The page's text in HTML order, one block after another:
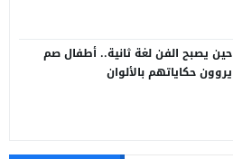
حين يصبح الفن لغة ثانية.. أطفال صم
يروون حكاياتهم بالألوان